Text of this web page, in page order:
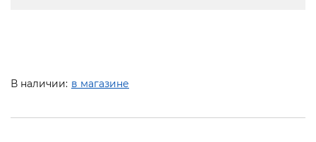
В наличии: в магазине